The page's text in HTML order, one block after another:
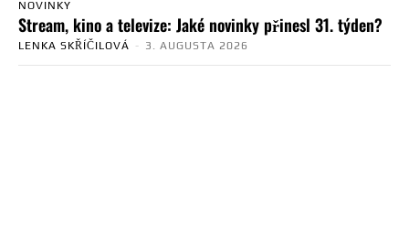
NOVINKY
Stream, kino a televize: Jaké novinky přinesl 31. týden?
LENKA SKŘÍČILOVÁ - 3. AUGUSTA 2026